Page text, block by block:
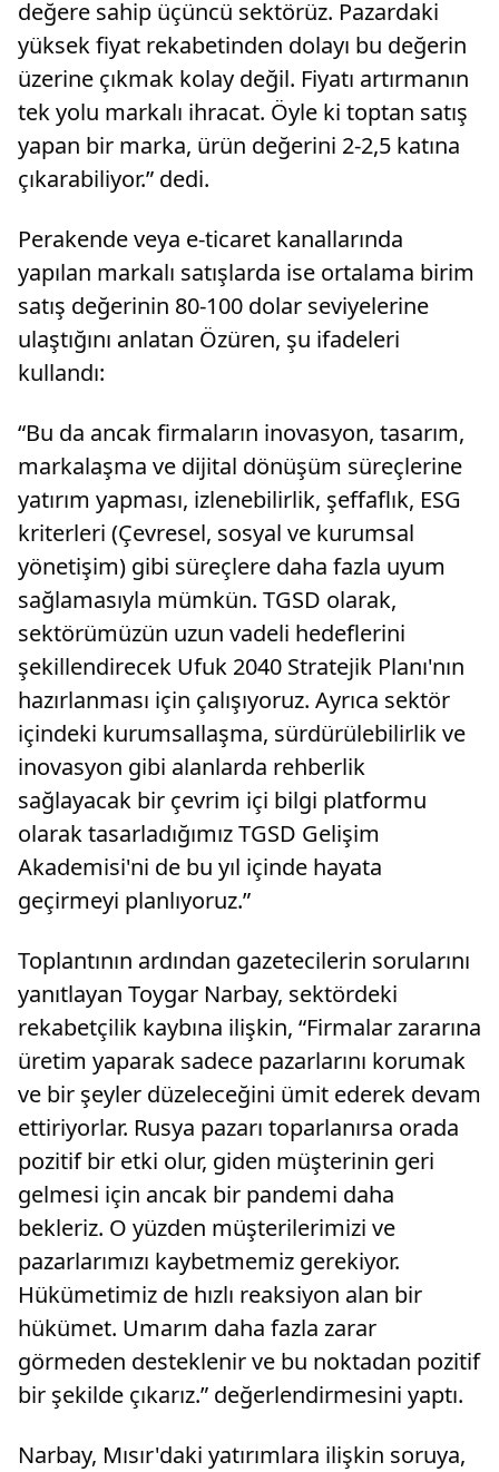
değere sahip üçüncü sektörüz. Pazardaki
yüksek fiyat rekabetinden dolayı bu değerin
üzerine çıkmak kolay değil. Fiyatı artırmanın
tek yolu markalı ihracat. Öyle ki toptan satış
yapan bir marka, ürün değerini 2-2,5 katına
çıkarabiliyor.” dedi.
Perakende veya e-ticaret kanallarında
yapılan markalı satışlarda ise ortalama birim
satış değerinin 80-100 dolar seviyelerine
ulaştığını anlatan Özüren, şu ifadeleri
kullandı:
“Bu da ancak firmaların inovasyon, tasarım,
markalaşma ve dijital dönüşüm süreçlerine
yatırım yapması, izlenebilirlik, şeffaflık, ESG
kriterleri (Çevresel, sosyal ve kurumsal
yönetişim) gibi süreçlere daha fazla uyum
sağlamasıyla mümkün. TGSD olarak,
sektörümüzün uzun vadeli hedeflerini
şekillendirecek Ufuk 2040 Stratejik Planı'nın
hazırlanması için çalışıyoruz. Ayrıca sektör
içindeki kurumsallaşma, sürdürülebilirlik ve
inovasyon gibi alanlarda rehberlik
sağlayacak bir çevrim içi bilgi platformu
olarak tasarladığımız TGSD Gelişim
Akademisi'ni de bu yıl içinde hayata
geçirmeyi planlıyoruz.”
Toplantının ardından gazetecilerin sorularını
yanıtlayan Toygar Narbay, sektördeki
rekabetçilik kaybına ilişkin, “Firmalar zararına
üretim yaparak sadece pazarlarını korumak
ve bir şeyler düzeleceğini ümit ederek devam
ettiriyorlar. Rusya pazarı toparlanırsa orada
pozitif bir etki olur, giden müşterinin geri
gelmesi için ancak bir pandemi daha
bekleriz. O yüzden müşterilerimizi ve
pazarlarımızı kaybetmemiz gerekiyor.
Hükümetimiz de hızlı reaksiyon alan bir
hükümet. Umarım daha fazla zarar
görmeden desteklenir ve bu noktadan pozitif
bir şekilde çıkarız.” değerlendirmesini yaptı.
Narbay, Mısır'daki yatırımlara ilişkin soruya,